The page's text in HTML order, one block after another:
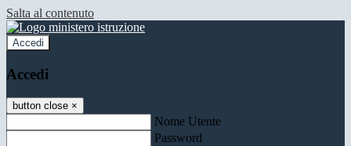
Salta al contenuto
Accedi
Accedi
button close ×
Nome Utente
Password